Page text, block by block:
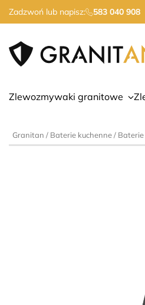
Zadzwoń lub napisz: 583 040 908
Zlewozmywaki granitowe
Granitan / Baterie kuchenne/